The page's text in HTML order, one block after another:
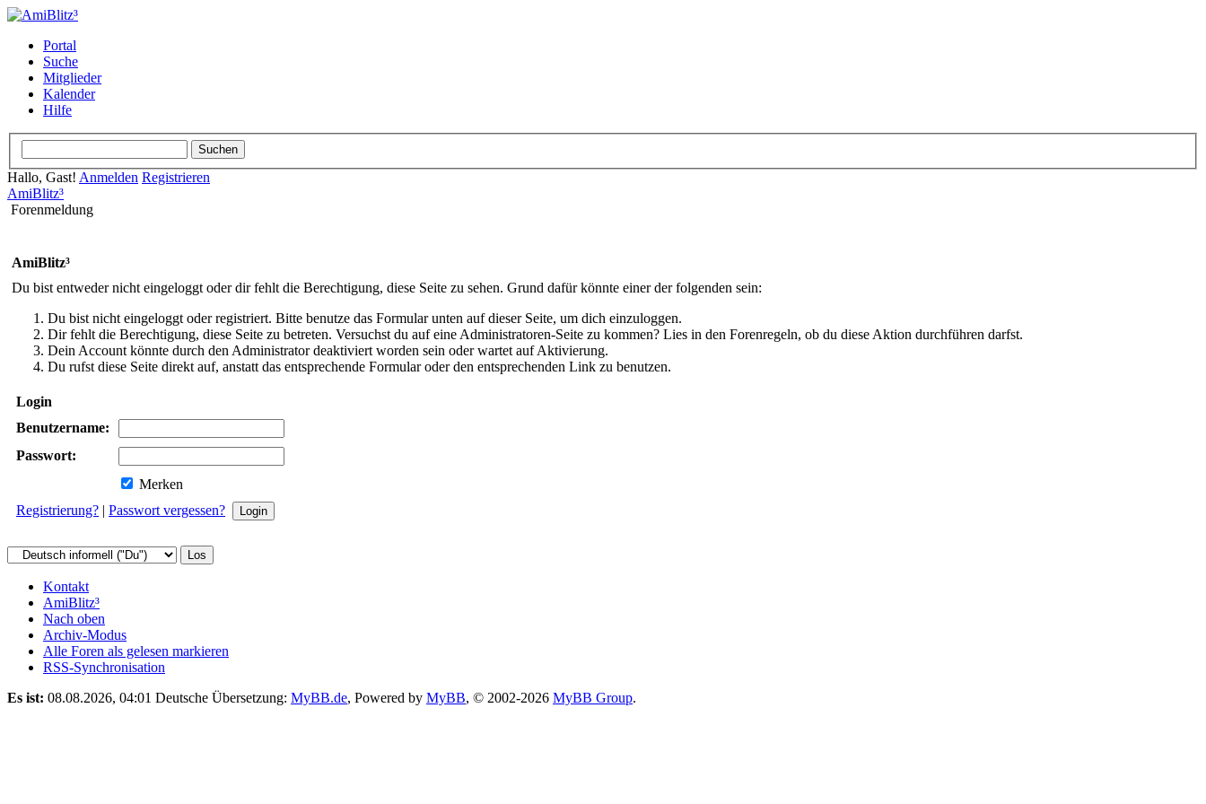
Portal
Suche
Mitglieder
Kalender
Hilfe
Hallo, Gast! Anmelden Registrieren
AmiBlitz³
Forenmeldung
AmiBlitz³
Du bist entweder nicht eingeloggt oder dir fehlt die Berechtigung, diese Seite zu sehen. Grund dafür könnte einer der folgenden sein:
Du bist nicht eingeloggt oder registriert. Bitte benutze das Formular unten auf dieser Seite, um dich einzuloggen.
Dir fehlt die Berechtigung, diese Seite zu betreten. Versuchst du auf eine Administratoren-Seite zu kommen? Lies in den Forenregeln, ob du diese Aktion durchführen darfst.
Dein Account könnte durch den Administrator deaktiviert worden sein oder wartet auf Aktivierung.
Du rufst diese Seite direkt auf, anstatt das entsprechende Formular oder den entsprechenden Link zu benutzen.
Login
Benutzername:
Passwort:
Merken
Registrierung? | Passwort vergessen?
Kontakt
AmiBlitz³
Nach oben
Archiv-Modus
Alle Foren als gelesen markieren
RSS-Synchronisation
Es ist: 08.08.2026, 04:01 Deutsche Übersetzung: MyBB.de, Powered by MyBB, © 2002-2026 MyBB Group.